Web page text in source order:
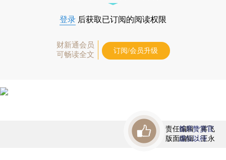
登录 后获取已订阅的阅读权限
财新通会员
可畅读全文
订阅/会员升级
责任编辑：蒋飞
版面编辑：王永
首席赞赏官
虚位以待